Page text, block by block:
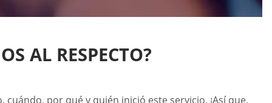
AL RESPECTO?
por qué y quién inició este servicio. ¡Así que,